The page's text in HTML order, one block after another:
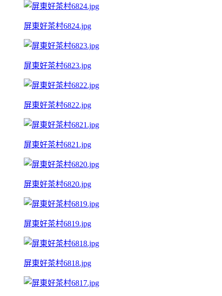
屏東好茶村6824.jpg
屏東好茶村6823.jpg
屏東好茶村6822.jpg
屏東好茶村6821.jpg
屏東好茶村6820.jpg
屏東好茶村6819.jpg
屏東好茶村6818.jpg